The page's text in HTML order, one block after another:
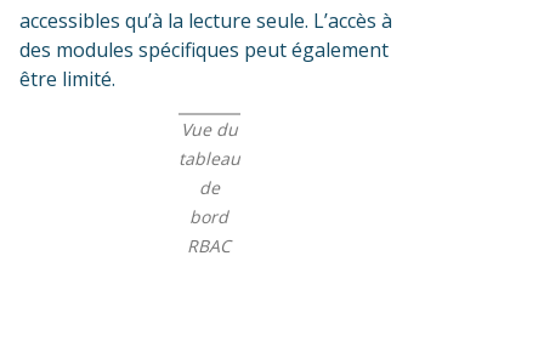
accessibles qu’à la lecture seule. L’accès à
des modules spécifiques peut également
être limité.
Vue du
tableau
de
bord
RBAC